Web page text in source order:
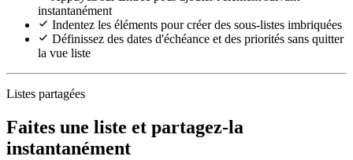
instantanément
Indentez les éléments pour créer des sous-listes imbriquées
Définissez des dates d'échéance et des priorités sans quitter
la vue liste
Listes partagées
Faites une liste et partagez-la
instantanément